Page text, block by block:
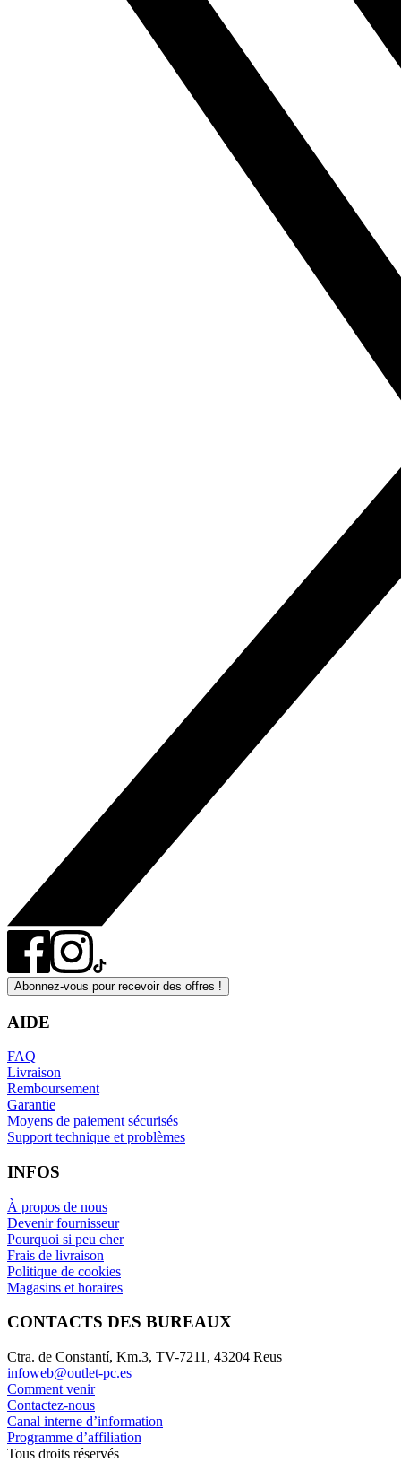
Abonnez-vous pour recevoir des offres !
AIDE
FAQ
Livraison
Remboursement
Garantie
Moyens de paiement sécurisés
Support technique et problèmes
INFOS
À propos de nous
Devenir fournisseur
Pourquoi si peu cher
Frais de livraison
Politique de cookies
Magasins et horaires
CONTACTS DES BUREAUX
Ctra. de Constantí, Km.3, TV-7211, 43204 Reus
infoweb@outlet-pc.es
Comment venir
Contactez-nous
Canal interne d’information
Programme d’affiliation
Tous droits réservés